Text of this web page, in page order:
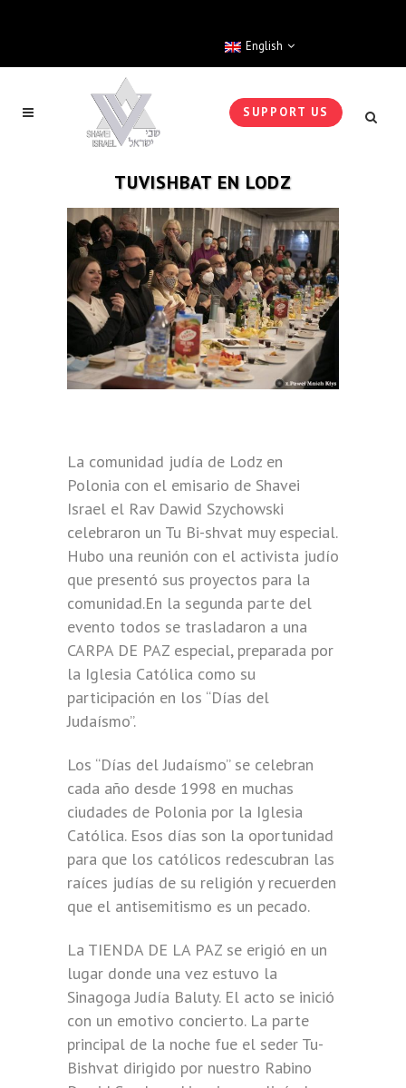
English
SUPPORT US
TUVISHBAT EN LODZ
La comunidad judía de Lodz en
Polonia con el emisario de Shavei
Israel el Rav Dawid Szychowski
celebraron un Tu Bi-shvat muy especial.
Hubo una reunión con el activista judío
que presentó sus proyectos para la
comunidad.En la segunda parte del
evento todos se trasladaron a una
CARPA DE PAZ especial, preparada por
la Iglesia Católica como su
participación en los “Días del
Judaísmo”.
Los “Días del Judaísmo” se celebran
cada año desde 1998 en muchas
ciudades de Polonia por la Iglesia
Católica. Esos días son la oportunidad
para que los católicos redescubran las
raíces judías de su religión y recuerden
que el antisemitismo es un pecado.
La TIENDA DE LA PAZ se erigió en un
lugar donde una vez estuvo la
Sinagoga Judía Baluty. El acto se inició
con un emotivo concierto. La parte
principal de la noche fue el seder Tu-
Bishvat dirigido por nuestro Rabino